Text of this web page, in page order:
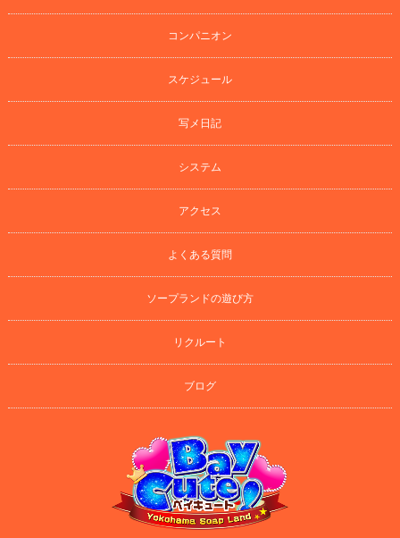
コンパニオン
スケジュール
写メ日記
システム
アクセス
よくある質問
ソープランドの遊び方
リクルート
ブログ